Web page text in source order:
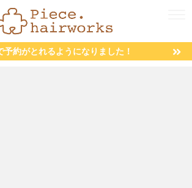
予約がとれるようになりました！